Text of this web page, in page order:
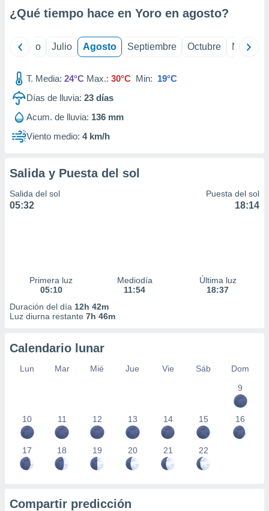
e
publicidad
publicidad
¿Qué tiempo hace en Yoro en agosto?
Junio Julio Agosto Septiembre Octubre
T. Media: 24°C Max.: 30°C Min: 19°C
Días de lluvia: 23 días
Acum. de lluvia: 136 mm
Viento medio: 4 km/h
Salida y Puesta del sol
Salida del sol
05:32
Puesta del sol
18:14
Primera luz
05:10
Mediodía
11:54
Última luz
18:37
Duración del día 12h 42m
Luz diurna restante 7h 46m
Calendario lunar
Lun Mar Mié Jue Vie Sáb
Dom
9
10 11 12 13 14 15 16
17 18 19 20 21 22
Compartir predicción